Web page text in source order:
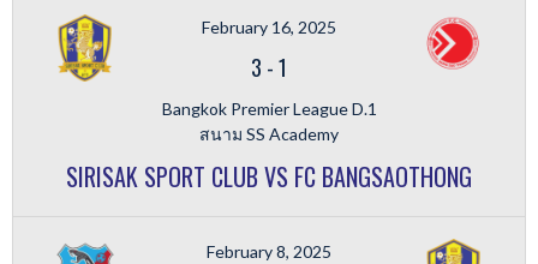
February 16, 2025
3 -1
Bangkok Premier League D.1
สนาม SS Academy
SIRISAK SPORT CLUB VS FC BANGSAOTHONG
February 8, 2025